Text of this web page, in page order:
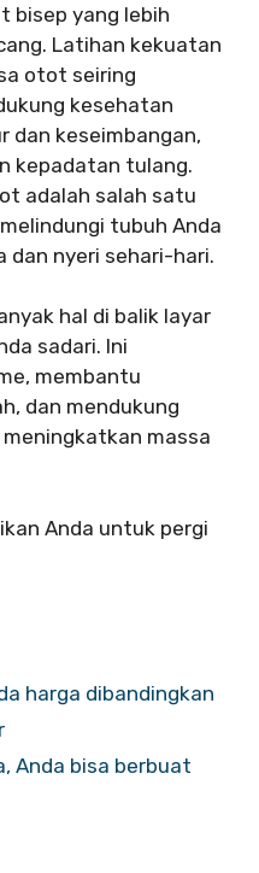
bisep yang lebih
Latihan kekuatan
otot seiring
kesehatan
dan keseimbangan,
kepadatan tulang.
adalah salah satu
tubuh Anda
dan nyeri sehari-hari.
hal di balik layar
sadari. Ini
membantu
dan mendukung
massa
Anda untuk pergi
harga dibandingkan
Anda bisa berbuat